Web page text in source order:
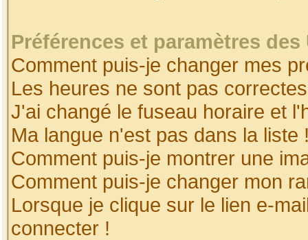
Préférences et paramètres
Comment puis-je changer mes
Les heures ne sont pas
J'ai changé le fuseau horaire et
Ma langue n'est pas dans la liste
Comment puis-je montrer une
Comment puis-je changer mon
Lorsque je clique sur le lien e-
connecter !